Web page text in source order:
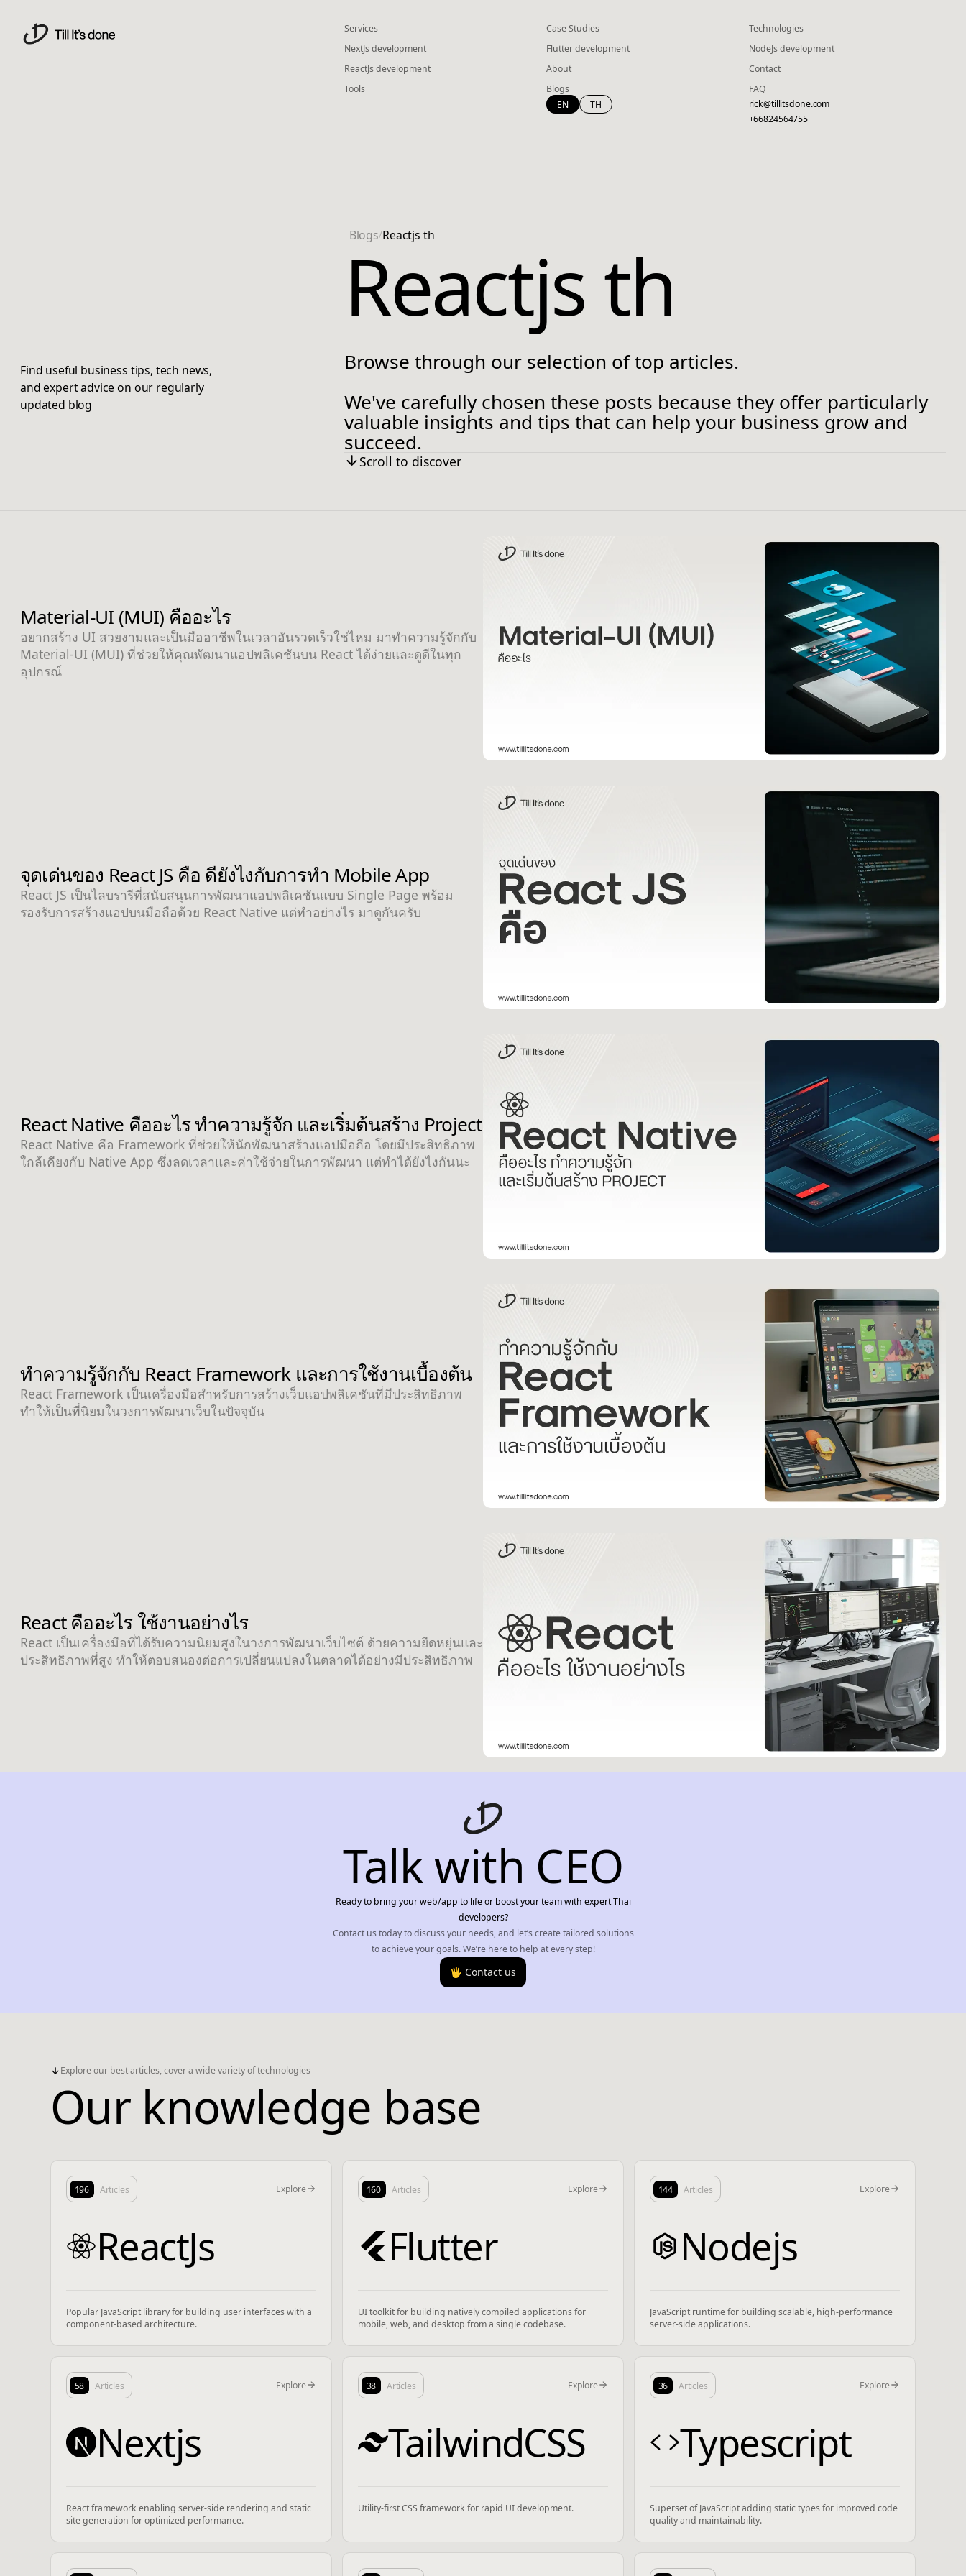
Services Case Studies
Technologies
NextJs development
Flutter development
NodeJs development
ReactJs development
About
Contact
Tools
Blogs
FAQ
EN
TH
rick@tillitsdone.com
+66824564755
Blogs/Reactjs th
Reactjs th
Browse through our selection of top articles.
We've carefully chosen these posts because they offer particularly
valuable insights and tips that can help your business grow and
succeed.
Scroll to discover
Find useful business tips, tech news,
and expert advice on our regularly
updated blog
Material-UI (MUI) คืออะไร
อยากสร้าง UI สวยงามและเป็นมืออาชีพในเวลาอันรวดเร็วใช่ไหม มาทำความรู้จักกับ
Material-UI (MUI) ที่ช่วยให้คุณพัฒนาแอปพลิเคชันบน React ได้ง่ายและดูดีในทุก
อุปกรณ์
จุดเด่นของ React JS คือ ดียังไงกับการทำ Mobile App
React JS เป็นไลบรารีที่สนับสนุนการพัฒนาแอปพลิเคชันแบบ Single Page พร้อม
รองรับการสร้างแอปบนมือถือด้วย React Native แต่ทำอย่างไร มาดูกันครับ
React Native คืออะไร ทำความรู้จัก และเริ่มต้นสร้าง Project
React Native คือ Framework ที่ช่วยให้นักพัฒนาสร้างแอปมือถือ โดยมีประสิทธิภาพ
ใกล้เคียงกับ Native App ซึ่งลดเวลาและค่าใช้จ่ายในการพัฒนา แต่ทำได้ยังไงกันนะ
ทำความรู้จักกับ React Framework และการใช้งานเบื้องต้น
React Framework เป็นเครื่องมือสำหรับการสร้างเว็บแอปพลิเคชันที่มีประสิทธิภาพ
ทำให้เป็นที่นิยมในวงการพัฒนาเว็บในปัจจุบัน
React คืออะไร ใช้งานอย่างไร
React เป็นเครื่องมือที่ได้รับความนิยมสูงในวงการพัฒนาเว็บไซต์ ด้วยความยืดหยุ่นและ
ประสิทธิภาพที่สูง ทำให้ตอบสนองต่อการเปลี่ยนแปลงในตลาดได้อย่างมีประสิทธิภาพ
Talk with CEO
Ready to bring your web/app to life or boost your team with expert Thai
developers?
Contact us today to discuss your needs, and let’s create tailored solutions
to achieve your goals. We’re here to help at every step!
🖐️ Contact us
Explore our best articles, cover a wide variety of technologies
Our knowledge base
196 Articles Explore
ReactJs
Popular JavaScript library for building user interfaces with a
component-based architecture.
160 Articles Explore
Flutter
UI toolkit for building natively compiled applications for
mobile, web, and desktop from a single codebase.
144 Articles Explore
Nodejs
JavaScript runtime for building scalable, high-performance
server-side applications.
58 Articles Explore
Nextjs
React framework enabling server-side rendering and static
site generation for optimized performance.
38 Articles Explore
TailwindCSS
Utility-first CSS framework for rapid UI development.
36 Articles Explore
Typescript
Superset of JavaScript adding static types for improved code
quality and maintainability.